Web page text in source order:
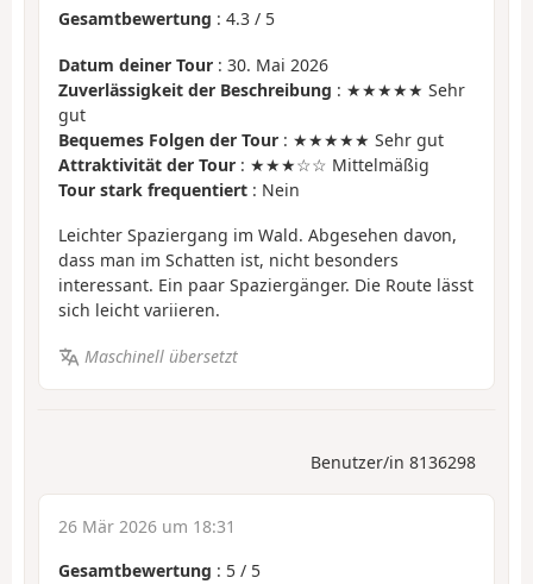
Gesamtbewertung : 4.3 / 5
Datum deiner Tour : 30. Mai 2026
Zuverlässigkeit der Beschreibung : ★★★★★ Sehr
gut
Bequemes Folgen der Tour : ★★★★★ Sehr gut
Attraktivität der Tour : ★★★☆☆ Mittelmäßig
Tour stark frequentiert : Nein
Leichter Spaziergang im Wald. Abgesehen davon,
dass man im Schatten ist, nicht besonders
interessant. Ein paar Spaziergänger. Die Route lässt
sich leicht variieren.
Maschinell übersetzt
Benutzer/in 8136298
26 Mär 2026 um 18:31
Gesamtbewertung : 5 / 5